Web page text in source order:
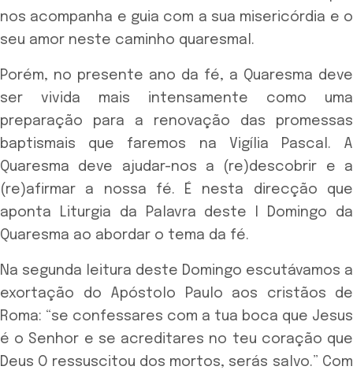
nos acompanha e guia com a sua misericórdia e o
seu amor neste caminho quaresmal.
Porém, no presente ano da fé, a Quaresma deve
ser vivida mais intensamente como uma
preparação para a renovação das promessas
baptismais que faremos na Vigília Pascal. A
Quaresma deve ajudar-nos a (re)descobrir e a
(re)afirmar a nossa fé. É nesta direcção que
aponta Liturgia da Palavra deste I Domingo da
Quaresma ao abordar o tema da fé.
Na segunda leitura deste Domingo escutávamos a
exortação do Apóstolo Paulo aos cristãos de
Roma: “se confessares com a tua boca que Jesus
é o Senhor e se acreditares no teu coração que
Deus O ressuscitou dos mortos, serás salvo.” Com